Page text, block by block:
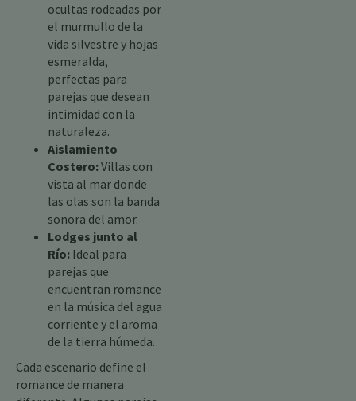
ocultas rodeadas por
el murmullo de la
vida silvestre y hojas
esmeralda,
perfectas para
parejas que desean
intimidad con la
naturaleza.
Aislamiento
Costero:Villas con
vista al mar donde
las olas son la banda
sonora del amor.
Lodges junto al
Río: Ideal para
parejas que
encuentran romance
en la música del agua
corriente y el aroma
de la tierra húmeda.
Cada escenario define el
romance de manera